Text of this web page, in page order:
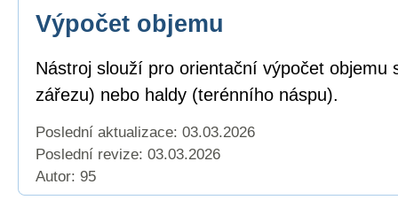
Výpočet objemu
Nástroj slouží pro orientační výpočet objemu
zářezu) nebo haldy (terénního náspu).
Poslední aktualizace: 03.03.2026
Poslední revize: 03.03.2026
Autor: 95